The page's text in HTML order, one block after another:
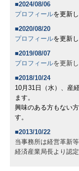
■2024/08/06
プロフィールを更新し
■2020/08/20
プロフィールを更新し
■2019/08/07
プロフィールを更新し
■2018/10/24
10月31日（水）、産
ます。
興味のある方もない
す。
■2013/10/22
当事務所は経営革新
経済産業局長より認定